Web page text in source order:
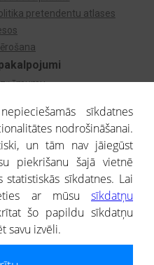
koks
atlase
uzņēmumiem
pretendentu atlases
sīkdatnes
nodrošināšanai.
un tām nav jāiegūst
piekrišanu šajā vietnē
sīkdatnes. Lai
ar mūsu sīkdatņu
šo papildu sīkdatņu
savu izvēli.